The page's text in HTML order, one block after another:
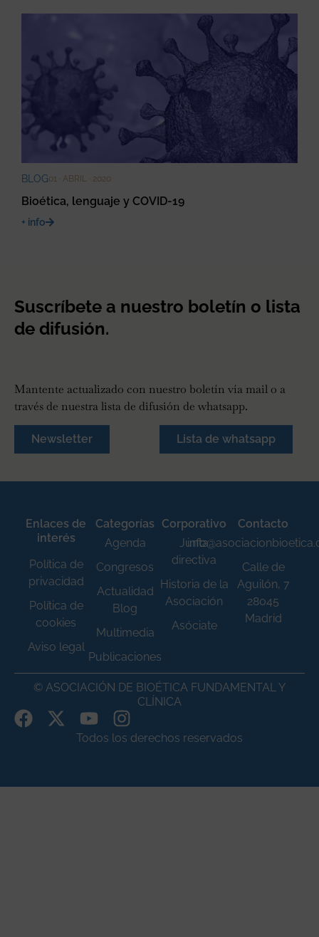
BLOG01 · ABRIL · 2020
Bioética, lenguaje y COVID-19
+ info
Suscríbete a nuestro boletín o lista
de difusión.
Mantente actualizado con nuestro boletín vía mail o a
través de nuestra lista de difusión de whatsapp.
Newsletter Lista de whatsapp
Enlaces de
interés
Política de
privacidad
Política de
cookies
Aviso legal
Categorías
Agenda
Congresos
Actualidad
Blog
Multimedia
Publicaciones
Corporativo
Junta
directiva
Historia de la
Asociación
Asóciate
Contacto
Calle de
Aguilón, 7
28045
Madrid
© ASOCIACIÓN DE BIOÉTICA FUNDAMENTAL Y
CLÍNICA
Todos los derechos reservados